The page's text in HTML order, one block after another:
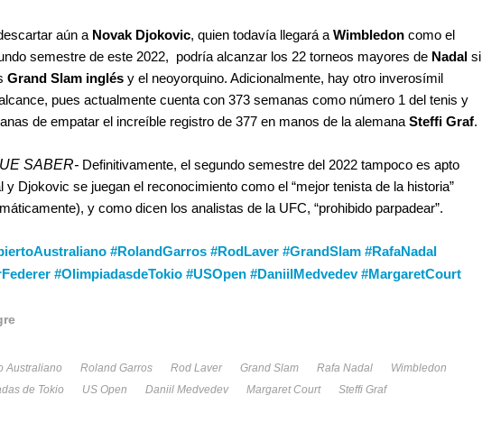
aún a Novak Djokovic, quien todavía llegará a Wimbledon como el
semestre de este 2022, podría alcanzar los 22 torneos mayores de Nadal si
Grand Slam inglés y el neoyorquino. Adicionalmente, hay otro inverosímil
pues actualmente cuenta con 373 semanas como número 1 del tenis y
de empatar el increíble registro de 377 en manos de la alemana Steffi Graf.
SABER- Definitivamente, el segundo semestre del 2022 tampoco es apto
y Djokovic se juegan el reconocimiento como el “mejor tenista de la historia”
y como dicen los analistas de la UFC, “prohibido parpadear”.
#RolandGarros #RodLaver #GrandSlam #RafaNadal
#OlimpiadasdeTokio #USOpen #DaniilMedvedev #MargaretCourt
Australiano Roland Garros Rod Laver Grand Slam Rafa Nadal
Wimbledon
de Tokio US Open Daniil Medvedev Margaret Court Steffi Graf